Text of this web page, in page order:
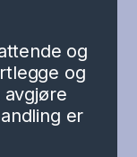
og
og
er